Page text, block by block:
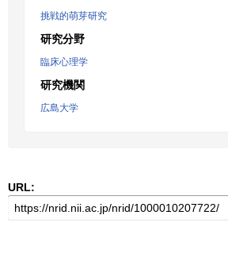
挑戦的萌芽研究
研究分野
臨床心理学
研究機関
広島大学
URL: